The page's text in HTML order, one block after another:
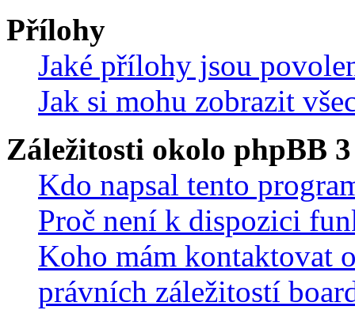
Přílohy
Jaké přílohy jsou
Jak si mohu zobrazit
Záležitosti okolo phpBB 3
Kdo napsal tento
Proč není k dispozici
Koho mám kontaktovat
právních záležitostí